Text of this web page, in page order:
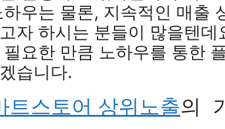
우는 물론, 지속적인 매출
자 하시는 분들이 많을텐데
요한 만큼 노하우를 통한
습니다.
트스토어 상위노출의